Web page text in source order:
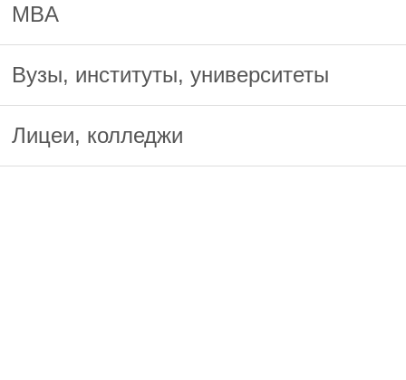
MBA
Вузы, институты, университеты
Лицеи, колледжи